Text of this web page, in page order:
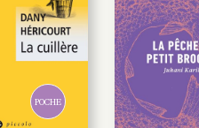
POCHE
POCHE